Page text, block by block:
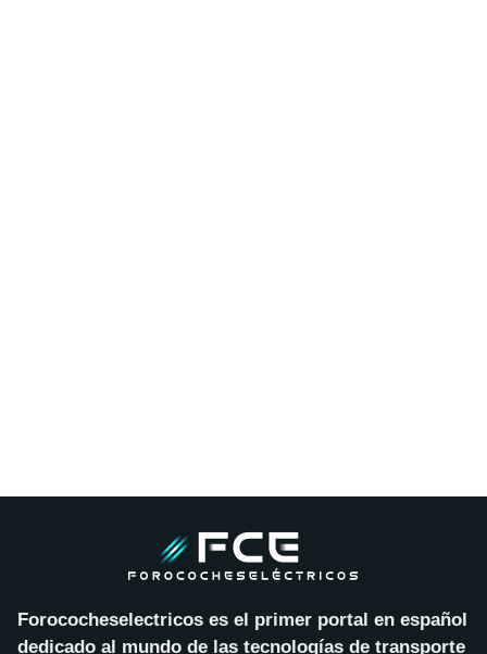
Forococheselectricos es el primer portal en español
dedicado al mundo de las tecnologías de transporte